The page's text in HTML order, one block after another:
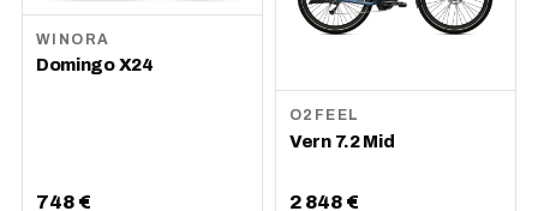
WINORA
Domingo X24
748 €
O2FEEL
Vern 7.2 Mid
2 848 €